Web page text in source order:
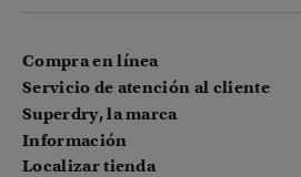
Compra en línea
Servicio de atención al cliente
Superdry, la marca
Información
Localizar tienda